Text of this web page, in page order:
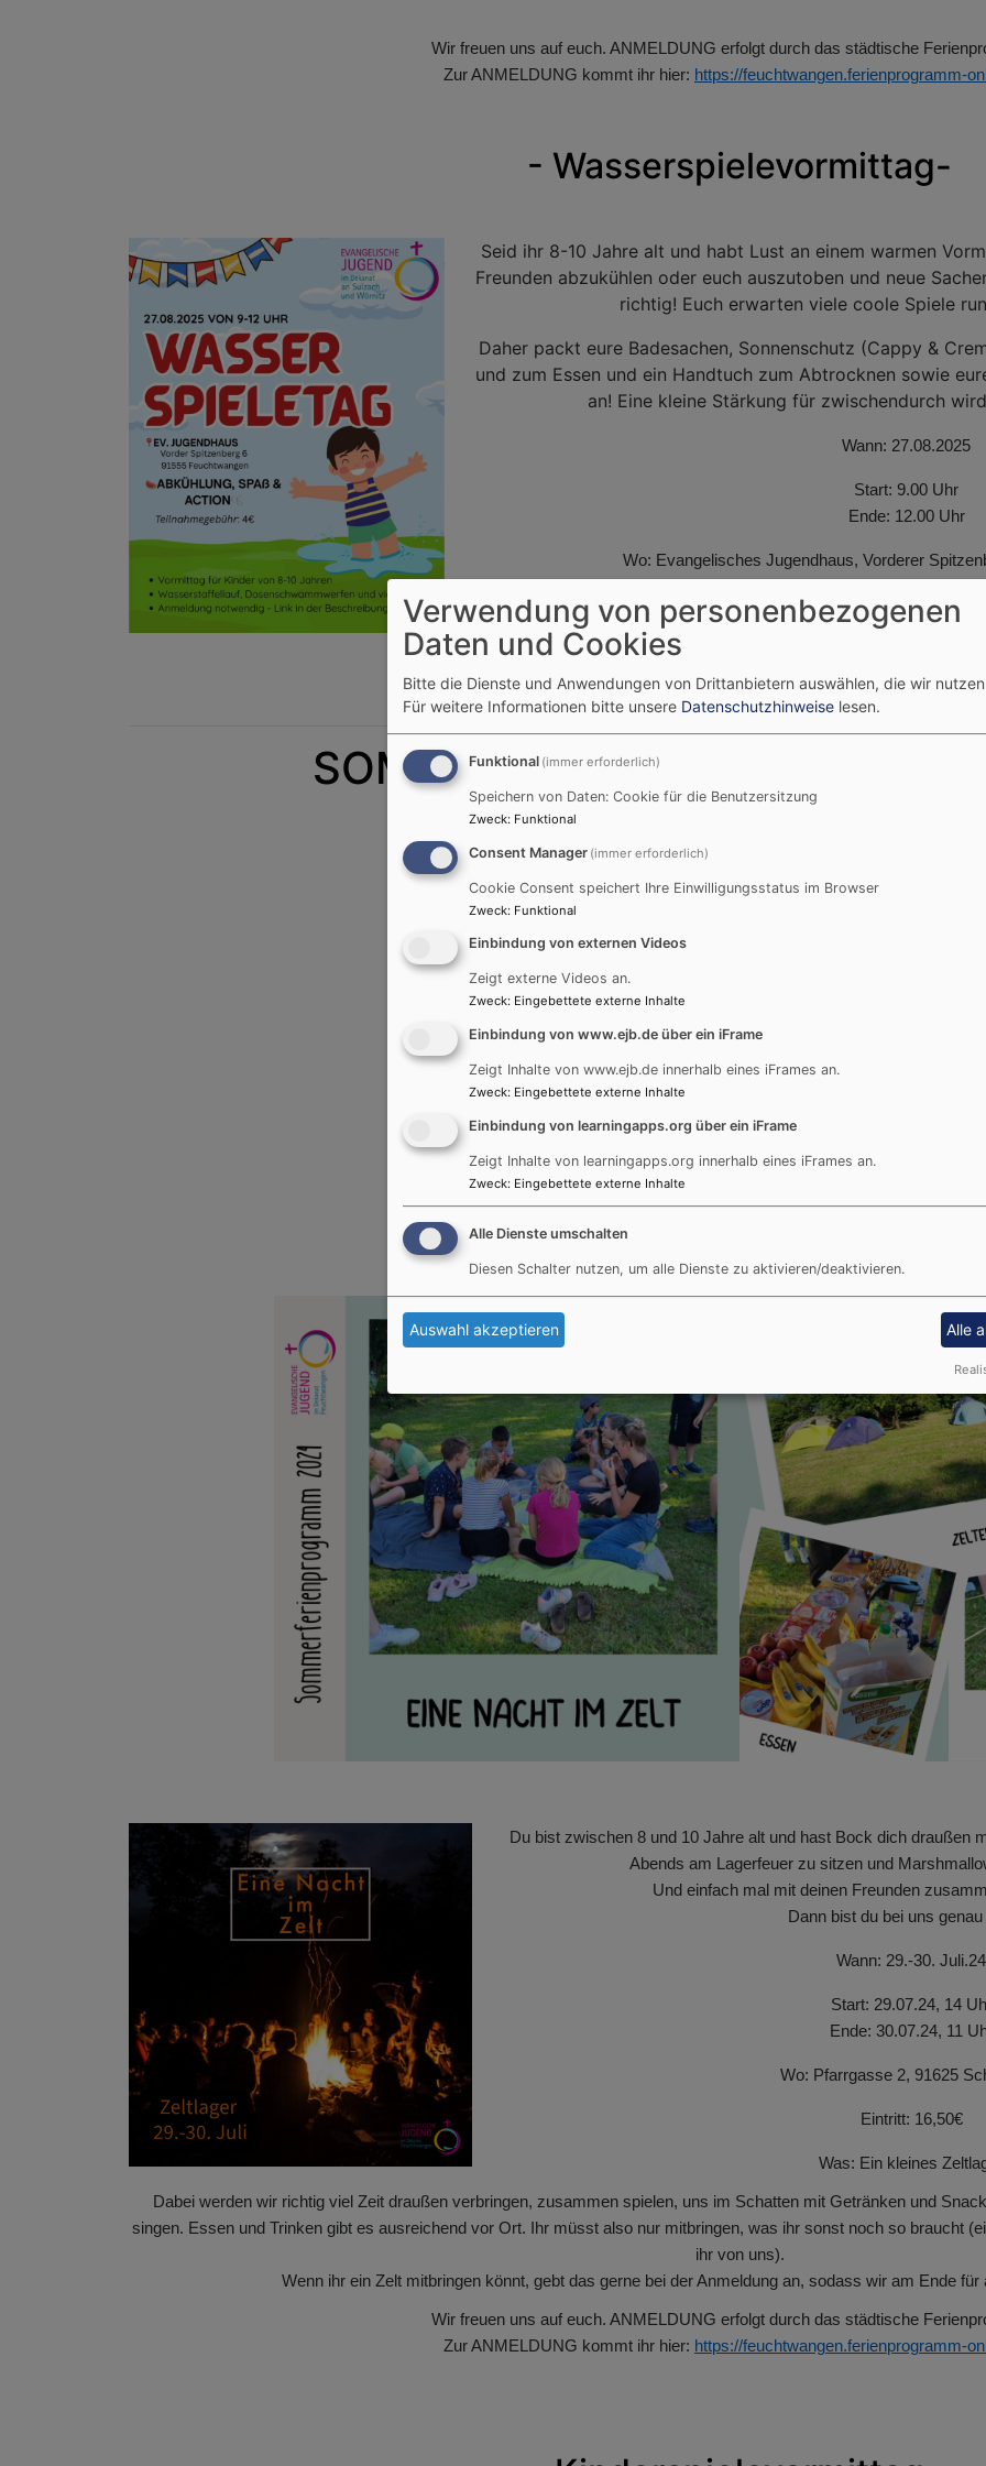
Wir freuen uns auf euch. ANMELDUNG erfolgt durch das städtische
Zur ANMELDUNG kommt ihr hier: https://feuchtwangen.ferienprogramm-
- Wasserspielevormittag-
Seid ihr 8-10 Jahre alt und habt Lust an einem warmen
Freunden abzukühlen oder euch auszutoben und neue
richtig! Euch erwarten viele coole Spiele
Daher packt eure Badesachen, Sonnenschutz (Cappy &
und zum Essen und ein Handtuch zum Abtrocknen sowie
an! Eine kleine Stärkung für zwischendurch
Wann: 27.08.2025
Start: 9.00 Uhr
Ende: 12.00 Uhr
Wo: Evangelisches Jugendhaus, Vorderer
Bitte bringt zum Wasserspieletag
Zur ANMELDUNG kommt ihr hier:
https://feuchtwangen.ferienprogramm-
SOMMERFERIEN 2024 -
- Eine Nacht im Zelt -
Du bist zwischen 8 und 10 Jahre alt und hast Bock dich draußen
Abends am Lagerfeuer zu sitzen und
Und einfach mal mit deinen Freunden
Dann bist du bei uns
Wann: 29.-30. Juli.24
Start: 29.07.24, 14
Ende: 30.07.24, 11
Wo: Pfarrgasse 2, 91625
Eintritt: 16,50€
Was: Ein kleines
Dabei werden wir richtig viel Zeit draußen verbringen, zusammen spielen, uns im Schatten mit Getränken und
singen. Essen und Trinken gibt es ausreichend vor Ort. Ihr müsst also nur mitbringen, was ihr sonst noch so braucht
ihr von uns).
Wenn ihr ein Zelt mitbringen könnt, gebt das gerne bei der Anmeldung an, sodass wir am Ende für
Wir freuen uns auf euch. ANMELDUNG erfolgt durch das städtische
Zur ANMELDUNG kommt ihr hier: https://feuchtwangen.ferienprogramm-
Verwendung von personenbezogenen
Daten und Cookies
Bitte die Dienste und Anwendungen von Drittanbietern auswählen, die wir
Für weitere Informationen bitte unsere Datenschutzhinweise lesen.
Funktional (immer erforderlich)
Speichern von Daten: Cookie für die Benutzersitzung
Zweck: Funktional
Consent Manager (immer erforderlich)
Cookie Consent speichert Ihre Einwilligungsstatus im Browser
Zweck: Funktional
Einbindung von externen Videos
Zeigt externe Videos an.
Zweck: Eingebettete externe Inhalte
Einbindung von www.ejb.de über ein iFrame
Zeigt Inhalte von www.ejb.de innerhalb eines iFrames an.
Zweck: Eingebettete externe Inhalte
Einbindung von learningapps.org über ein iFrame
Zeigt Inhalte von learningapps.org innerhalb eines iFrames an.
Zweck: Eingebettete externe Inhalte
Alle Dienste umschalten
Diesen Schalter nutzen, um alle Dienste zu aktivieren/deaktivieren.
Auswahl akzeptieren Alle